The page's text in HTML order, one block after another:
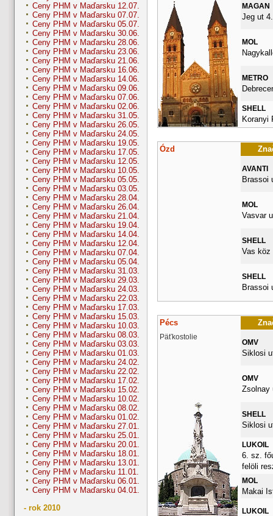
Ceny PHM v Maďarsku 12.07.
Ceny PHM v Maďarsku 07.07.
Ceny PHM v Maďarsku 05.07.
Ceny PHM v Maďarsku 30.06.
Ceny PHM v Maďarsku 28.06.
Ceny PHM v Maďarsku 23.06.
Ceny PHM v Maďarsku 21.06.
Ceny PHM v Maďarsku 16.06.
Ceny PHM v Maďarsku 14.06.
Ceny PHM v Maďarsku 09.06.
Ceny PHM v Maďarsku 07.06.
Ceny PHM v Maďarsku 02.06.
Ceny PHM v Maďarsku 31.05.
Ceny PHM v Maďarsku 26.05.
Ceny PHM v Maďarsku 24.05.
Ceny PHM v Maďarsku 19.05.
Ceny PHM v Maďarsku 17.05.
Ceny PHM v Maďarsku 12.05.
Ceny PHM v Maďarsku 10.05.
Ceny PHM v Maďarsku 05.05.
Ceny PHM v Maďarsku 03.05.
Ceny PHM v Maďarsku 28.04.
Ceny PHM v Maďarsku 26.04.
Ceny PHM v Maďarsku 21.04.
Ceny PHM v Maďarsku 19.04.
Ceny PHM v Maďarsku 14.04.
Ceny PHM v Maďarsku 12.04.
Ceny PHM v Maďarsku 07.04.
Ceny PHM v Maďarsku 05.04.
Ceny PHM v Maďarsku 31.03.
Ceny PHM v Maďarsku 29.03.
Ceny PHM v Maďarsku 24.03.
Ceny PHM v Maďarsku 22.03.
Ceny PHM v Maďarsku 17.03.
Ceny PHM v Maďarsku 15.03.
Ceny PHM v Maďarsku 10.03.
Ceny PHM v Maďarsku 08.03.
Ceny PHM v Maďarsku 03.03.
Ceny PHM v Maďarsku 01.03.
Ceny PHM v Maďarsku 24.02.
Ceny PHM v Maďarsku 22.02.
Ceny PHM v Maďarsku 17.02.
Ceny PHM v Maďarsku 15.02.
Ceny PHM v Maďarsku 10.02.
Ceny PHM v Maďarsku 08.02.
Ceny PHM v Maďarsku 01.02.
Ceny PHM v Maďarsku 27.01.
Ceny PHM v Maďarsku 25.01.
Ceny PHM v Maďarsku 20.01.
Ceny PHM v Maďarsku 18.01.
Ceny PHM v Maďarsku 13.01.
Ceny PHM v Maďarsku 11.01.
Ceny PHM v Maďarsku 06.01.
Ceny PHM v Maďarsku 04.01.
- rok 2010
MAGAN
Jeg ut 4.
MOL
METRO
SHELL
Koranyi
Ózd
AVANTI
Brassoi
MOL
Vasvar
SHELL
Vas köz
SHELL
Brassoi
Pécs
Päťkostolie
OMV
Siklosi
OMV
Zsolnay
SHELL
Siklosi
LUKOIL
6. sz.
felöli
MOL
Makai
LUKOIL